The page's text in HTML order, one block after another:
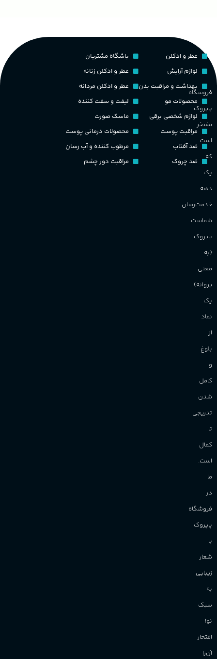
کشور مبدا برند
طبع تلخ
غلظت
اکسترکت دو پرفیوم
گروه بویایی میوه ای
مناسب برای
آقایان
میوه‌ها و مرکبات، وانیل،
فروشگاه
پاپروک
مفتخر
است
که
یک
دهه
خدمت‌رسان
شماست.
پاپروک
(به
معنی
پروانه)
یک
نماد
از
بلوغ
و
کامل
شدن
تدریجی
تا
کمال
است.
ما
در
فروشگاه
پاپروک
با
شعار
زیبایی
به
سبک
نو!
افتخار
آن‌را
عطر و ادکلن
لوازم آرایش
بهداشت و مراقبت بدن
محصولات مو
لوازم شخصی برقی
مراقبت پوست
ضد آفتاب
ضد چروک
باشگاه مشتریان
عطر و ادکلن زنانه
عطر و ادکلن مردانه
لیفت و سفت کننده
ماسک صورت
محصولات درمانی پوست
مرطوب کننده و آب رسان
مراقبت دور چشم